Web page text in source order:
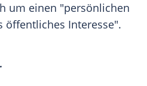
um einen "persönlichen
öffentliches Interesse".